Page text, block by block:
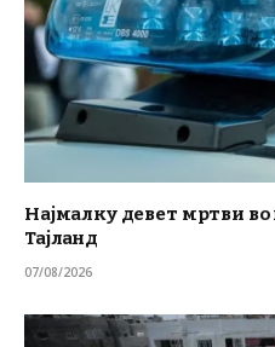
Најмалку девет мртви
Тајланд
07/08/2026